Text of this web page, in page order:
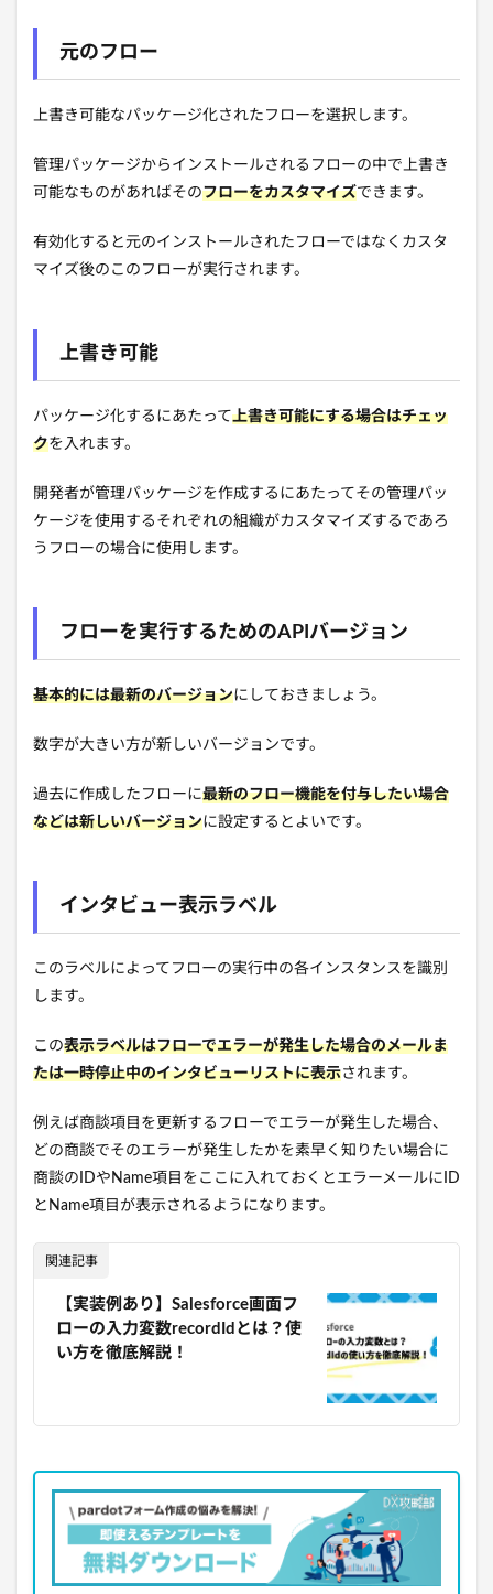
元のフロー
上書き可能なパッケージ化されたフローを選択します。
管理パッケージからインストールされるフローの中で上書き
可能なものがあればそのフローをカスタマイズできます。
有効化すると元のインストールされたフローではなくカスタ
マイズ後のこのフローが実行されます。
上書き可能
パッケージ化するにあたって 上書き可能にする場合はチェッ
クを入れます。
開発者が管理パッケージを作成するにあたってその管理パッ
ケージを使用するそれぞれの組織がカスタマイズするであろ
うフローの場合に使用します。
フローを実行するためのAPIバージョン
基本的には最新のバージョンにしておきましょう。
数字が大きい方が新しいバージョンです。
過去に作成したフローに最新のフロー機能を付与したい場合
などは新しいバージョンに設定するとよいです。
インタビュー表示ラベル
このラベルによってフローの実行中の各インスタンスを識別
します。
この表示ラベルはフローでエラーが発生した場合のメールま
たは一時停止中のインタビューリストに表示されます。
例えば商談項目を更新するフローでエラーが発生した場合、
どの商談でそのエラーが発生したかを素早く知りたい場合に
商談のIDやName項目をここに入れておくとエラーメールにID
とName項目が表示されるようになります。
関連記事
【実装例あり】Salesforce画面フ
ローの入力変数recordIdとは？使
い方を徹底解説！